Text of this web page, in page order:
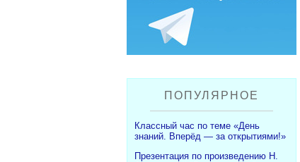
ПОПУЛЯРНОЕ
Классный час по теме «День
знаний. Вперёд — за открытиями!»
Презентация по произведению Н.